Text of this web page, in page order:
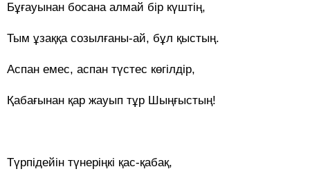
Бұғауынан босана алмай бір күштің,
Тым ұзаққа созылғаны-ай, бұл қыстың.
Аспан емес, аспан түстес көгілдір,
Қабағынан қар жауып тұр Шыңғыстың!
Түрпідейін түнеріңкі қас-қабақ,